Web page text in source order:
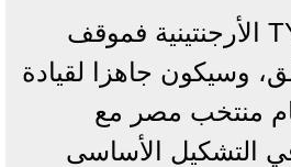
وسيكون جاهزا لقيادة
منتخب مصر مع
التشكيل الأساسى